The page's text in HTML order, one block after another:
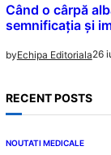
Când o cârpă
semnificația și
byEchipa Editoriala26
RECENT POSTS
NOUTATI MEDICALE